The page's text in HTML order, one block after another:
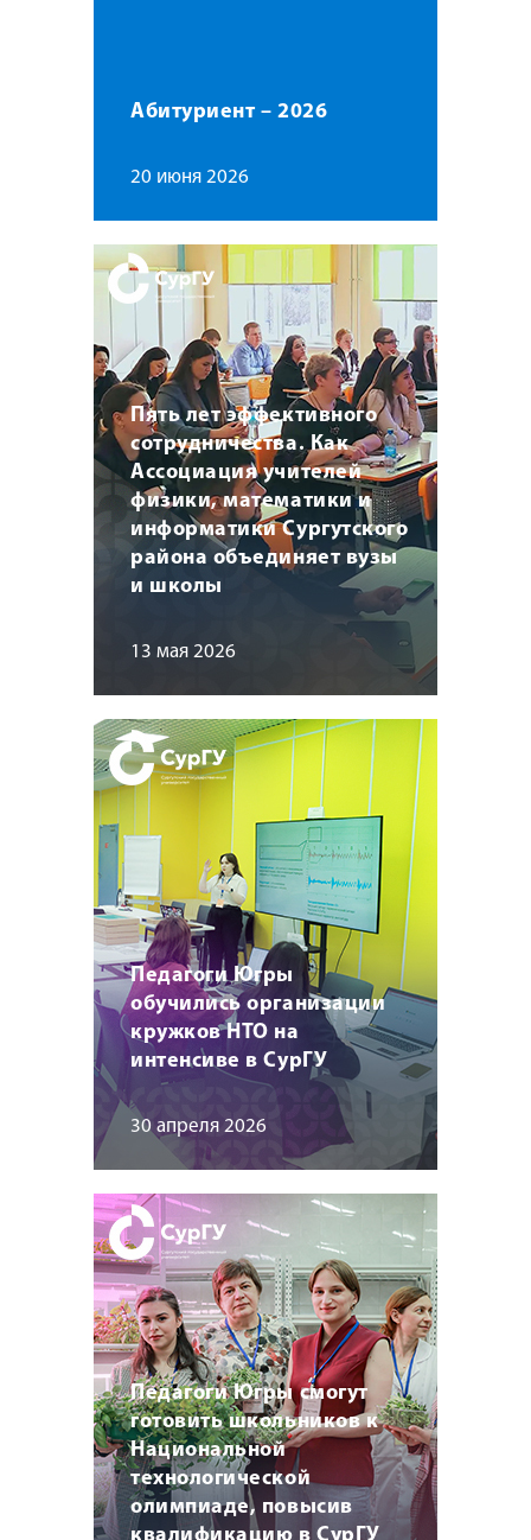
Абитуриент – 2026
20 июня 2026
Пять лет эффективного
сотрудничества. Как
Ассоциация учителей
физики, математики и
информатики Сургутского
района объединяет вузы
и школы
13 мая 2026
Педагоги Югры
обучились организации
кружков НТО на
интенсиве в СурГУ
30 апреля 2026
Педагоги Югры смогут
готовить школьников к
Национальной
технологической
олимпиаде, повысив